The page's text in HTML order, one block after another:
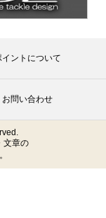
イントについて
お問い合わせ
文章の